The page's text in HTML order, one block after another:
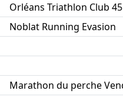
Orléans Triathlon Club 45
Noblat Running Evasion
Marathon du perche